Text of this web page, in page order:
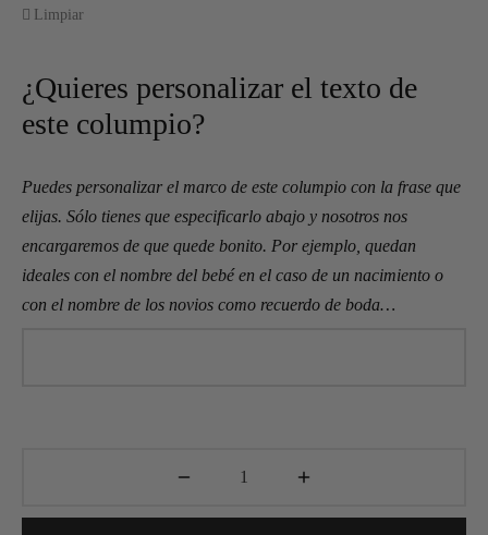
Limpiar
¿Quieres personalizar el texto de
este columpio?
Puedes personalizar el marco de este columpio con la frase que
elijas. Sólo tienes que especificarlo abajo y nosotros nos
encargaremos de que quede bonito. Por ejemplo, quedan
ideales con el nombre del bebé en el caso de un nacimiento o
con el nombre de los novios como recuerdo de boda…